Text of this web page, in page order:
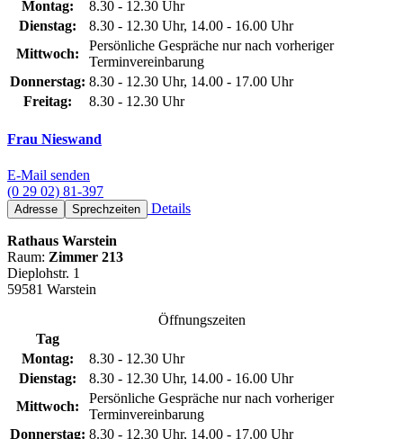
Montag:
8.30 - 12.30 Uhr
Dienstag:
8.30 - 12.30 Uhr, 14.00 - 16.00 Uhr
Mittwoch:
Persönliche Gespräche nur nach vorheriger
Terminvereinbarung
Donnerstag: 8.30 - 12.30 Uhr, 14.00 - 17.00 Uhr
Freitag:
8.30 - 12.30 Uhr
Frau Nieswand
E-Mail senden
(0 29 02) 81-397
Adresse Sprechzeiten Details
Rathaus Warstein
Raum: Zimmer 213
Dieplohstr. 1
59581 Warstein
Öffnungszeiten
Tag
Montag:
8.30 - 12.30 Uhr
Dienstag:
8.30 - 12.30 Uhr, 14.00 - 16.00 Uhr
Mittwoch:
Persönliche Gespräche nur nach vorheriger
Terminvereinbarung
Donnerstag: 8.30 - 12.30 Uhr, 14.00 - 17.00 Uhr